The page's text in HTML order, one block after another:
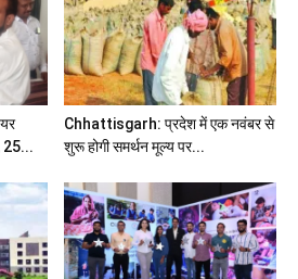
25...
Chhattisgarh: प्रदेश में एक नवंबर से
शुरू होगी समर्थन मूल्य पर...